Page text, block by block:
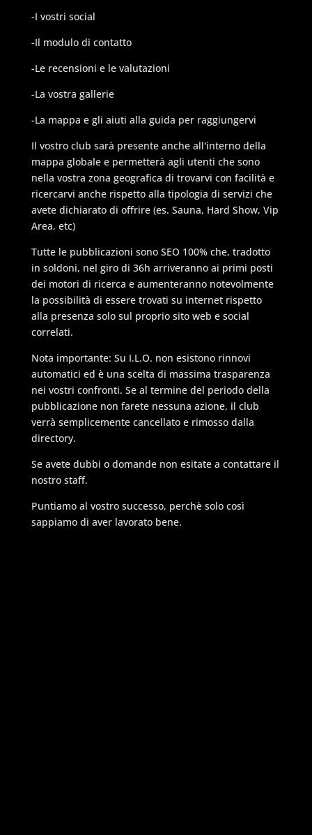
-I vostri social
-Il modulo di contatto
-Le recensioni e le valutazioni
-La vostra gallerie
-La mappa e gli aiuti alla guida per raggiungervi
Il vostro club sarà presente anche all'interno della
mappa globale e permetterà agli utenti che sono
nella vostra zona geografica di trovarvi con facilità e
ricercarvi anche rispetto alla tipologia di servizi che
avete dichiarato di offrire (es. Sauna, Hard Show, Vip
Area, etc)
Tutte le pubblicazioni sono SEO 100% che, tradotto
in soldoni, nel giro di 36h arriveranno ai primi posti
dei motori di ricerca e aumenteranno notevolmente
la possibilità di essere trovati su internet rispetto
alla presenza solo sul proprio sito web e social
correlati.
Nota importante: Su I.L.O. non esistono rinnovi
automatici ed è una scelta di massima trasparenza
nei vostri confronti. Se al termine del periodo della
pubblicazione non farete nessuna azione, il club
verrà semplicemente cancellato e rimosso dalla
directory.
Se avete dubbi o domande non esitate a contattare il
nostro staff.
Puntiamo al vostro successo, perchè solo così
sappiamo di aver lavorato bene.